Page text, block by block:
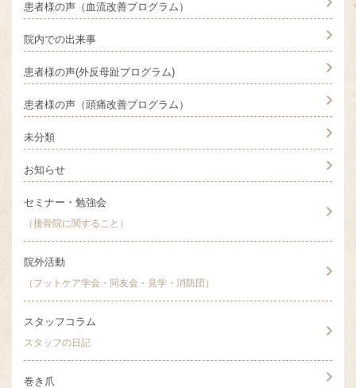
患者様の声（血流改善プログラム）
院内での出来事
患者様の声(外反母趾プログラム)
患者様の声（頭痛改善プログラム）
未分類
お知らせ
セミナー・勉強会
（接骨院に関すること）
院外活動
（フットケア学会・同友会・見学・消防団）
スタッフコラム
スタッフの日記
巻き爪